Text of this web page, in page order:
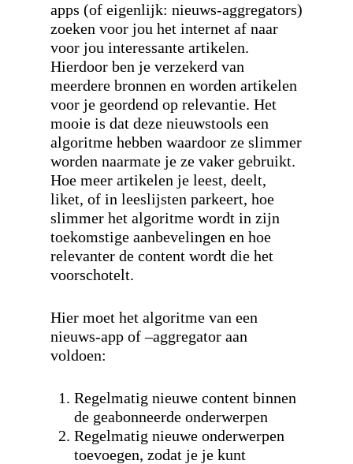
apps (of eigenlijk: nieuws-aggregators)
zoeken voor jou het internet af naar
voor jou interessante artikelen.
Hierdoor ben je verzekerd van
meerdere bronnen en worden artikelen
voor je geordend op relevantie. Het
mooie is dat deze nieuwstools een
algoritme hebben waardoor ze slimmer
worden naarmate je ze vaker gebruikt.
Hoe meer artikelen je leest, deelt,
liket, of in leeslijsten parkeert, hoe
slimmer het algoritme wordt in zijn
toekomstige aanbevelingen en hoe
relevanter de content wordt die het
voorschotelt.
Hier moet het algoritme van een
nieuws-app of –aggregator aan
voldoen:
Regelmatig nieuwe content binnen
de geabonneerde onderwerpen
Regelmatig nieuwe onderwerpen
toevoegen, zodat je je kunt